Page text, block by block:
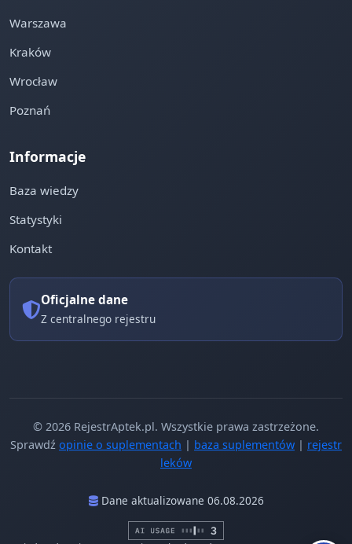
Warszawa
Kraków
Wrocław
Poznań
Informacje
Baza wiedzy
Statystyki
Kontakt
Oficjalne dane
Z centralnego rejestru
© 2026 RejestrAptek.pl. Wszystkie prawa zastrzeżone.
Sprawdź opinie o suplementach | baza suplementów | rejestr
leków
Dane aktualizowane 06.08.2026